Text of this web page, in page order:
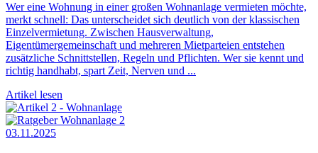
Wer eine Wohnung in einer großen Wohnanlage vermieten möchte,
merkt schnell: Das unterscheidet sich deutlich von der klassischen
Einzelvermietung. Zwischen Hausverwaltung,
Eigentümergemeinschaft und mehreren Mietparteien entstehen
zusätzliche Schnittstellen, Regeln und Pflichten. Wer sie kennt und
richtig handhabt, spart Zeit, Nerven und ...
Artikel lesen
03.11.2025